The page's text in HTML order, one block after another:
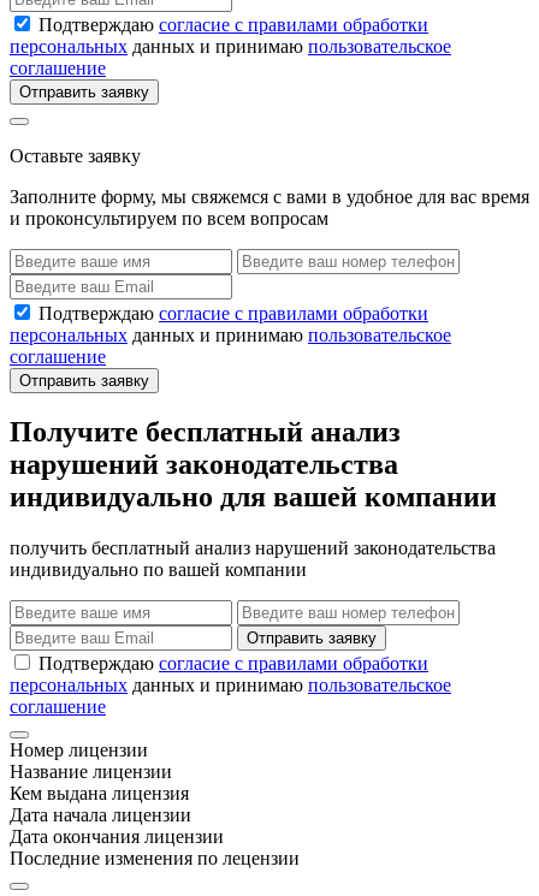
Подтверждаю согласие с правилами обработки
персональных данных и принимаю пользовательское
соглашение
Отправить заявку
Оставьте заявку
Заполните форму, мы свяжемся с вами в удобное для вас время
и проконсультируем по всем вопросам
Подтверждаю согласие с правилами обработки
персональных данных и принимаю пользовательское
соглашение
Отправить заявку
Получите бесплатный анализ
нарушений законодательства
индивидуально для вашей компании
получить бесплатный анализ нарушений законодательства
индивидуально по вашей компании
Отправить заявку
Подтверждаю согласие с правилами обработки
персональных данных и принимаю пользовательское
соглашение
Номер лицензии
Название лицензии
Кем выдана лицензия
Дата начала лицензии
Дата окончания лицензии
Последние изменения по лецензии